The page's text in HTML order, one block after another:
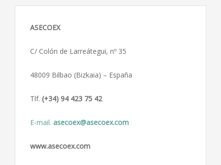
ASECOEX
C/ Colón de Larreátegui, nº 35
48009 Bilbao (Bizkaia) – España
Tlf. (+34) 94 423 75 42
E-mail. asecoex@asecoex.com
www.asecoex.com